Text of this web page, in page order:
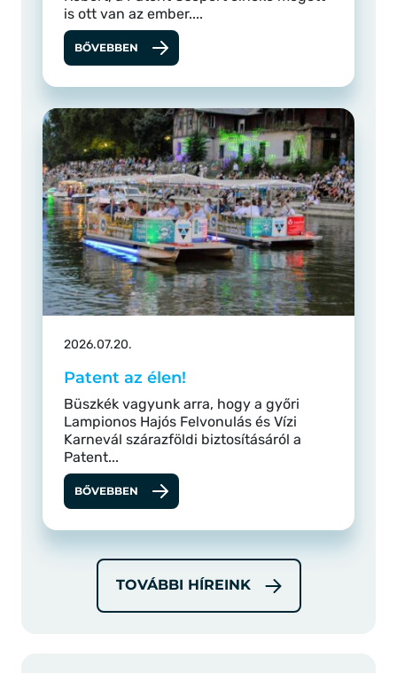
is ott van az ember....
BŐVEBBEN
2026.07.20.
Patent az élen!
Büszkék vagyunk arra, hogy a győri
Lampionos Hajós Felvonulás és Vízi
Karnevál szárazföldi biztosításáról a
Patent...
BŐVEBBEN
TOVÁBBI HÍREINK